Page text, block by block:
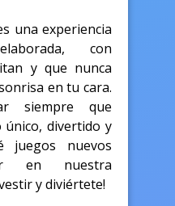
una experiencia
con
y que nunca
en tu cara.
siempre que
divertido y
juegos nuevos
en nuestra
y diviértete!